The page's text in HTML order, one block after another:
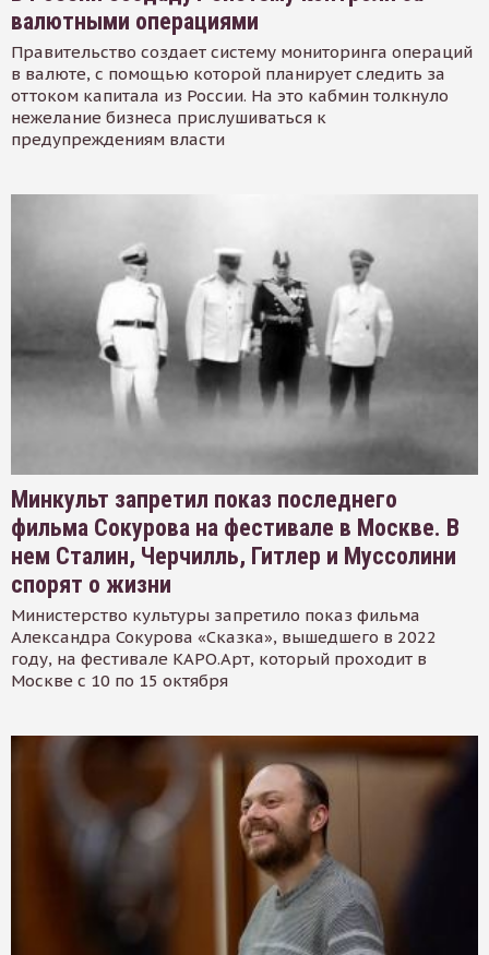
валютными операциями
Правительство создает систему мониторинга операций
в валюте, с помощью которой планирует следить за
оттоком капитала из России. На это кабмин толкнуло
нежелание бизнеса прислушиваться к
предупреждениям власти
Минкульт запретил показ последнего
фильма Сокурова на фестивале в Москве. В
нем Сталин, Черчилль, Гитлер и Муссолини
спорят о жизни
Министерство культуры запретило показ фильма
Александра Сокурова «Сказка», вышедшего в 2022
году, на фестивале КАРО.Арт, который проходит в
Москве с 10 по 15 октября